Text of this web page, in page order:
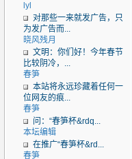
lyl
对那些一来就发广告，只
为发广告而...
晓风残月
文明：你们好！今年春节
比较阴冷，...
春笋
本站将永远珍藏着任何一
位网友的痕...
春笋
问：“春笋杯&rdq...
本坛编辑
在推广“春笋杯&rd...
春笋